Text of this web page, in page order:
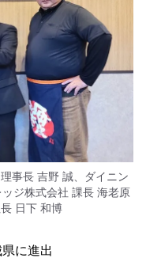
事長 吉野 誠、ダイニン
ジ株式会社 課長 海老原
日下 和博
に進出